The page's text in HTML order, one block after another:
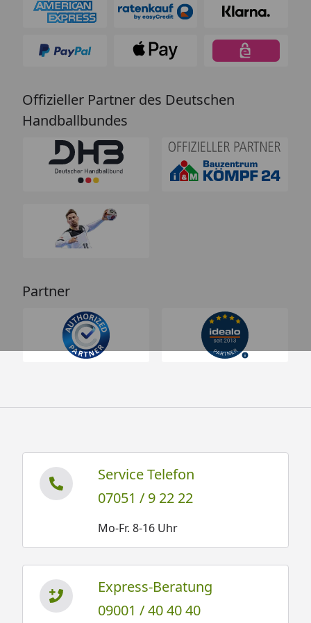
Offizieller Partner des Deutschen
Handballbundes
Partner
Service Telefon
07051 / 9 22 22
Mo-Fr. 8-16 Uhr
Express-Beratung
09001 / 40 40 40